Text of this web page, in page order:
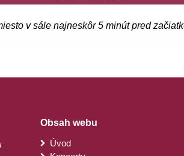
v sále najneskôr 5 minút pred
Obsah webu
Úvod